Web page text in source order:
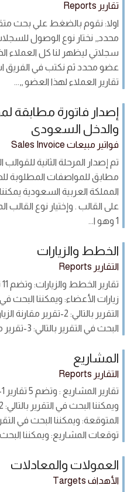
تقارير Reports
اولا: نقوم بالضغط علي بحث
محدد,, نختار نوع الوصول
سجلاتي ليظهر لنا كل العملاء
عضو محدد ثم نكتب في الفريق
تقارير العملاء لهذا العضو ,,...
إصدار فاتورة مطابقة
والدخل السعودى
فواتير مبيعات Sales Invoice
تم إصدار المرحلة الثانية
مطابق للمواصفات المطلوبة
المملكة العربية السعودية
على القالب . وإختيار نوع
1 وهو ا...
الخطط والزيارات
التقارير Reports
زيارات الأعضاء: ويمكننا البحث
التقرير بالتالي: 2-
البحث في التقرير بالتالي: 3-تقرير مت...
المشاريع
التقارير Reports
توقعات المشاريع: ويمكننا البحث
العمولات والمعادلات
الأهداف Targets